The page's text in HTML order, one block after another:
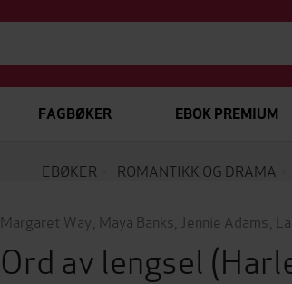
FAGBØKER EBOK PREMIUM
EBØKER ROMANTIKK OG DRAMA
Margaret Way Maya Banks Jennie Adams
Ord av lengsel